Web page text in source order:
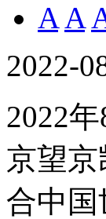
A A
2022-
2022
京望
合中